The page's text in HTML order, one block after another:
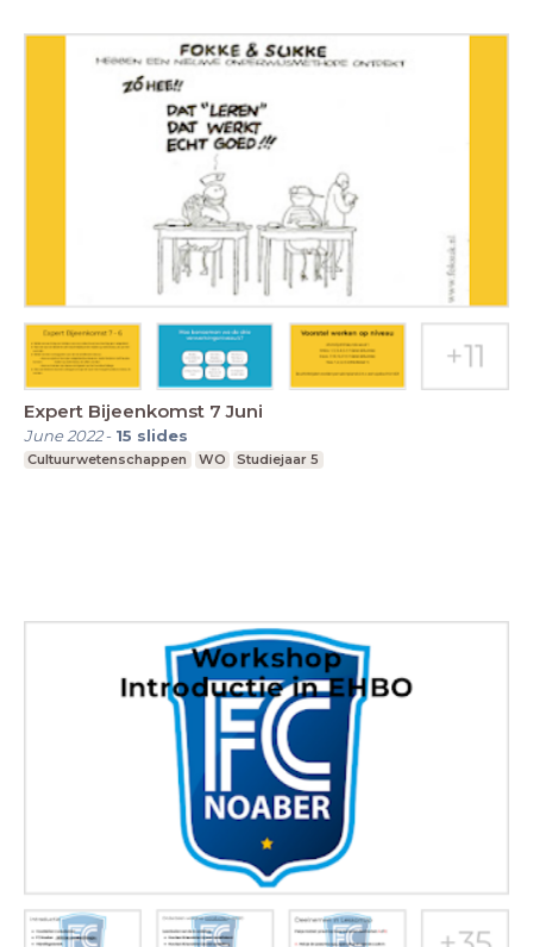
Expert Bijeenkomst 7 Juni
June 2022- 15 slides
Cultuurwetenschappen WO Studiejaar 5